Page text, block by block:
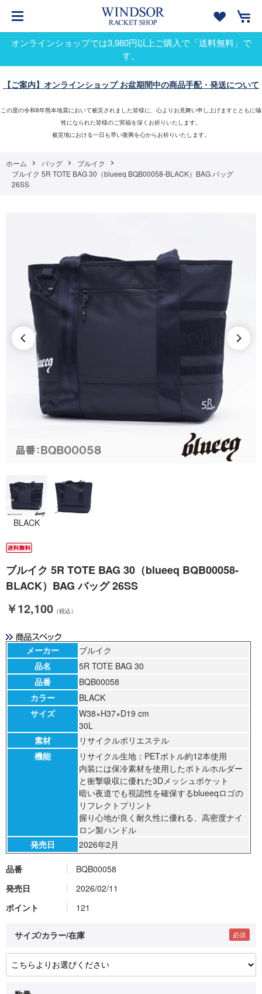
オンラインショップでは3,980円以上ご購入で「送料無料」で
す。
【ご案内】オンラインショップ お盆期間中の商品手配・発送について
この度の令和8年熊本地震において被災されました皆様に、心よりお見舞い申し上げますとともに犠
牲になられた皆様のご冥福を深くお祈りいたします。
被災地における一日も早い復興を心からお祈りいたします。
ホーム バッグ
ブルイク
ブルイク 5R TOTE BAG 30（blueeq BQB00058-BLACK）BAG バッグ
26SS
BLACK
ブルイク 5R TOTE BAG 30（blueeq BQB00058-
BLACK）BAG バッグ 26SS
￥12,100 （税込）
品番
BQB00058
発売日
2026/02/11
ポイント
121
サイズ/カラー/在庫
メーカー
ブルイク
品名
5R TOTE BAG 30
品番
BQB00058
カラー
BLACK
サイズ
W38×H37×D19 cm
30L
素材
リサイクルポリエステル
機能
リサイクル生地：PETボトル約12本使用
内装には保冷素材を使用したボトルホルダー
と衝撃吸収に優れた3Dメッシュポケット
暗い夜道でも視認性を確保するblueeqロゴの
リフレクトプリント
握り心地が良く耐久性に優れる、高密度ナイ
ロン製ハンドル
発売日
2026年2月